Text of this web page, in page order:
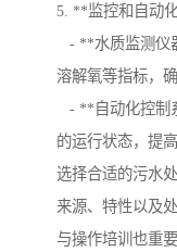
5. **监控和自动
- **水质监测仪
溶解氧等指标，
- **自动化控制
的运行状态，提
选择合适的污水
来源、特性以及
与操作培训也重